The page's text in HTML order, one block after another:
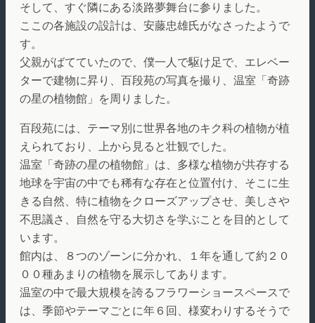
そして、すぐ隣にある淡路夢舞台に参りました。
ここの各施設の設計は、安藤忠雄氏がなさったようで
す。
父親がばてていたので、僕一人で駆け足で、エレベー
ターで建物に昇り、百段苑の写真を撮り、温室「奇跡
の星の植物館」を周りました。
百段苑には、テーマ別に世界各地のキク科の植物が植
えられており、上から見ると壮観でした。
温室「奇跡の星の植物館」は、多様な植物が共存する
地球を宇宙の中でも稀有な存在と位置付け、そこに生
きる自然、特に植物をクローズアップさせ、美しさや
不思議さ、自然を守る大切さを学ぶことを目的として
います。
館内は、８つのゾーンに分かれ、１年を通して約２０
００種あまりの植物を展示してあります。
温室の中で最大規模を誇るフラワーショースペースで
は、季節やテーマごとに年６回、様変わりするそうで